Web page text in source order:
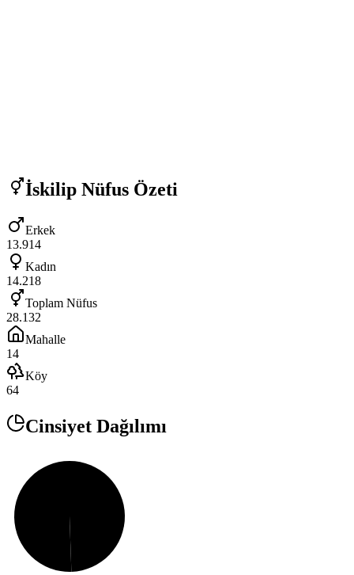
İskilip Nüfus Özeti
Erkek
13.914
Kadın
14.218
Toplam Nüfus
28.132
Mahalle
14
Köy
64
Cinsiyet Dağılımı